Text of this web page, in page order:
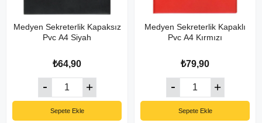
Medyen Sekreterlik Kapaksız
Pvc A4 Siyah
₺64,90
Sepete Ekle
Medyen Sekreterlik Kapaklı
Pvc A4 Kırmızı
₺79,90
Sepete Ekle